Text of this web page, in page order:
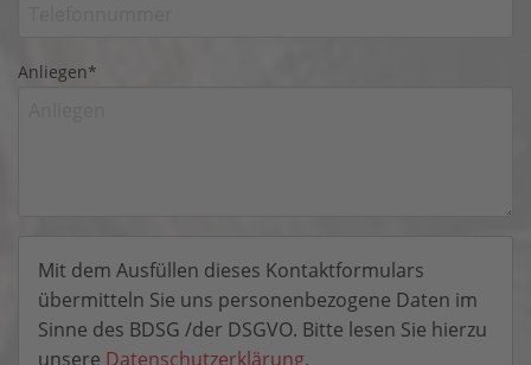
Anliegen*
Mit dem Ausfüllen dieses Kontaktformulars
übermitteln Sie uns personenbezogene Daten im
Sinne des BDSG /der DSGVO. Bitte lesen Sie hierzu
unsere Datenschutzerklärung.